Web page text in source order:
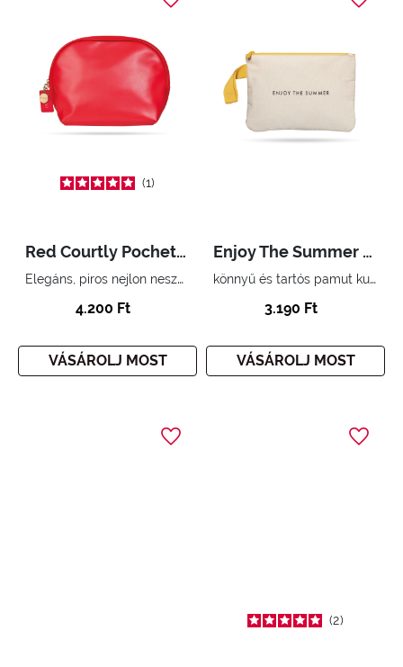
1
Red Courtly Pochette Big
Elegáns, piros nejlon neszesszer
4.200 Ft
VÁSÁROLJ MOST
Enjoy The Summer Pochette Yellow
könnyű és tartós pamut kuplung táska
3.190 Ft
VÁSÁROLJ MOST
2